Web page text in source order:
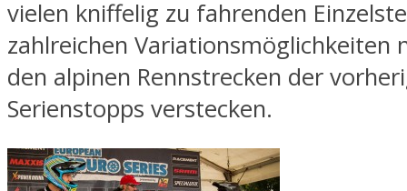
vielen kniffelig zu fahrenden
zahlreichen Variationsmöglichkeiten
den alpinen Rennstrecken der
Serienstopps verstecken.